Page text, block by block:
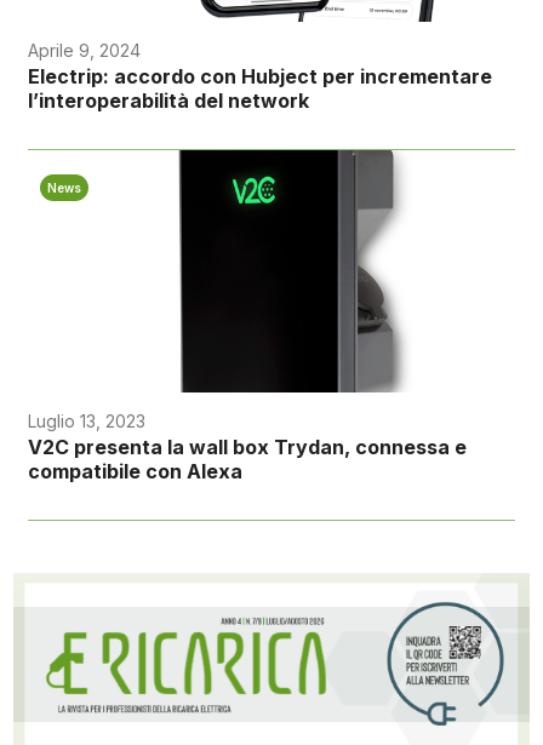
Aprile 9, 2024
Electrip: accordo con Hubject per incrementare
l’interoperabilità del network
News
Luglio 13, 2023
V2C presenta la wall box Trydan, connessa e
compatibile con Alexa